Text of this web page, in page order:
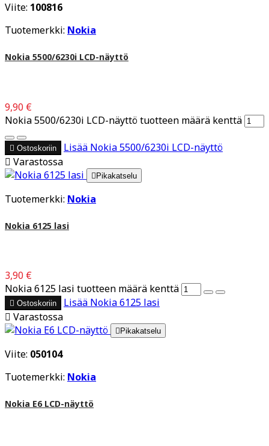
Viite: 100816
Tuotemerkki: Nokia
Nokia 5500/6230i LCD-näyttö
9,90 €
Nokia 5500/6230i LCD-näyttö tuotteen määrä kenttä
 Ostoskoriin Lisää Nokia 5500/6230i LCD-näyttö
 Varastossa
 Pikakatselu
Tuotemerkki: Nokia
Nokia 6125 lasi
3,90 €
Nokia 6125 lasi tuotteen määrä kenttä
 Ostoskoriin Lisää Nokia 6125 lasi
 Varastossa
 Pikakatselu
Viite: 050104
Tuotemerkki: Nokia
Nokia E6 LCD-näyttö